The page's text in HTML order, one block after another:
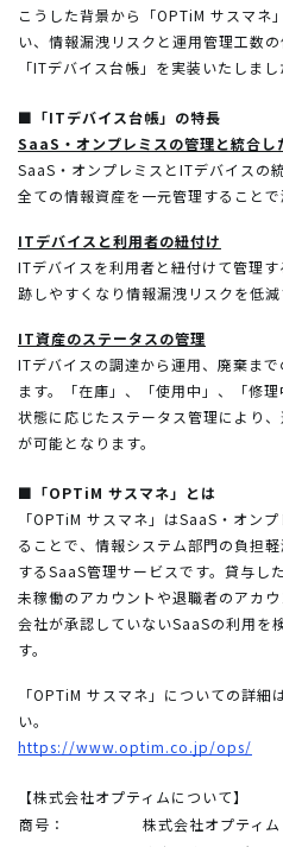
こうした背景から「OPTiM サスマネ
い、情報漏洩リスクと運用管理工数
「ITデバイス台帳」を実装いたしまし
■「ITデバイス台帳」の特長
SaaS・オンプレミスの管理と統合
SaaS・オンプレミスとITデバイスの
全ての情報資産を一元管理することで
ITデバイスと利用者の紐付け
ITデバイスを利用者と紐付けて管理
跡しやすくなり情報漏洩リスクを低減
IT資産のステータスの管理
ITデバイスの調達から運用、廃棄ま
ます。「在庫」、「使用中」、「修
状態に応じたステータス管理により
が可能となります。
■「OPTiM サスマネ」とは
「OPTiM サスマネ」はSaaS・オン
ることで、情報システム部門の負担
するSaaS管理サービスです。貸与し
未稼働のアカウントや退職者のアカ
会社が承認していないSaaSの利用を
す。
「OPTiM サスマネ」についての詳
い。
https://www.optim.co.jp/ops/
【株式会社オプティムについて】
商号：
株式会社オプティム